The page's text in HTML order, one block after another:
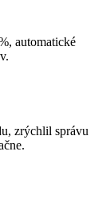
automatické
zrýchlil správu